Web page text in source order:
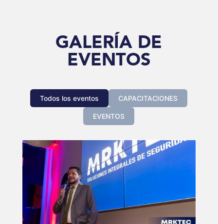
GALERÍA DE
EVENTOS
Todos los eventos CAPACITACIONES
EVENTOS